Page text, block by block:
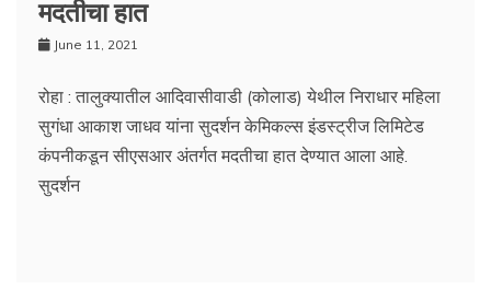
मदतीचा हात
June 11, 2021
रोहा : तालुक्यातील आदिवासीवाडी (कोलाड) येथील निराधार महिला
सुगंधा आकाश जाधव यांना सुदर्शन केमिकल्स इंडस्ट्रीज लिमिटेड
कंपनीकडून सीएसआर अंतर्गत मदतीचा हात देण्यात आला आहे.
सुदर्शन